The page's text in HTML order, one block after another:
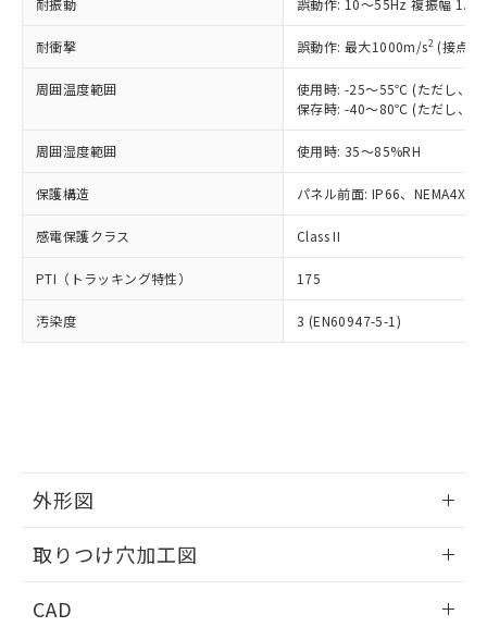
耐振動 誤動作: 10～55Hz 複振幅
耐衝撃 誤動作: 最大1000m/s2 (接点
周囲温度範囲
使用時: -25～55℃ (ただし、氷
保存時: -40～80℃ (ただし、氷
周囲湿度範囲 使用時: 35～85%RH
保護構造 パネル前面: IP66、NEMA4X,
感電保護クラス Class II
PTI（トラッキング特性） 175
汚染度 3 (EN60947-5-1)
外形図
取りつけ穴加工図
CAD
正式な納期状況および標準価格はお客
様のお取引先、またはお客様担当のオ
ムロン制御機器販売店・当社販売員に
オムロン制御機器販売店や当社販売拠
販売ネットワーク
」をご確認
在庫状況および標準価格結果を当社の
事前の承諾なく第三者に漏洩または開
示しないようお願いします。
マイパーツ機能（部品リスト作成サー
ビス）をご利用いただくには、I-Web
メンバーズにご登録されている必要が
お客様が当ウェブサイト上で当社にご
指します。
但し、RoHS指令で産業用監視および制御機器に対する
適用除外項目は除く。
フタル酸エステル類の４物質については閾値を超える意
図的な使用がないことを確認しています。
部品在庫の切り替え状況などにより、予定
月が前後することがあります。
※3 非含有証明書ダウンロード
51物質の非含有証明書（当社基準）
※本証明書は発行日時点で非含有を証明す
るもので、過去に遡って非含有を証明する
ものではありません。
また、RoHS指令のフタル酸エステル類４
DBP(フタル酸ジブチル) : 1000ppm、 DIBP(フタル酸ジ
イソブチル) : 1000ppm、 BBP(フタル酸ブチルベンジ
DEHP(フタル酸ビス(2-エチルヘキシル)) : 1000ppm
準値以下であることを示します。
「10」：通常の使用状況下において有害物
質が外部に漏えいし、環境に深刻な影響を
及ぼさない年数を意味します。
「－」：未確認です。当社販売部門へお問
全に破砕するなど、違法に輸出されな
いよう必要な手段を講じます。
当社は貴社製品を、核兵器、ミサイ
ル、化学兵器、生物兵器またはその他
武器並びにこれらの製造装置等に一切
当社は、貴社製品を第三者に販売する
場合は、上記1、2および3の内容を当
該第三者に通知します。また当社は、
販売先および販売に係わる関係者が違
法に輸出するおそれがある場合は、取
り引きをいたしません。
一定数には満たないが在庫あり
－
在庫なし(最新の在庫状況につ
いては、お客様のお取引先、ま
たはお客様担当のオムロン制御
機器販売店・当社販売員にご確
空
受注生産機種、また在庫状況の
情報を公開していない機種